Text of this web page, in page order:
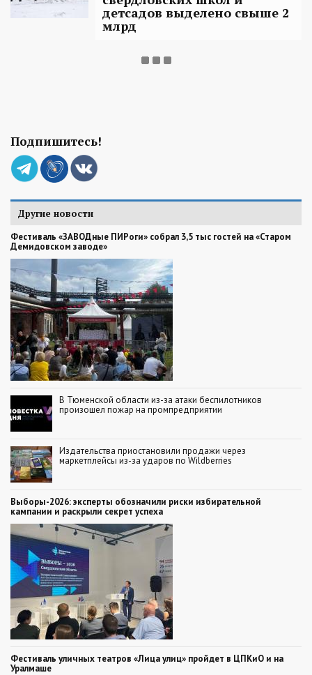
детсадов выделено свыше 2
млрд
Подпишитесь!
Другие новости
Фестиваль «ЗАВОДные ПИРоги» собрал 3,5 тыс гостей на «Старом
Демидовском заводе»
В Тюменской области из-за атаки беспилотников
произошел пожар на промпредприятии
Издательства приостановили продажи через
маркетплейсы из-за ударов по Wildberries
Выборы-2026: эксперты обозначили риски избирательной
кампании и раскрыли секрет успеха
Фестиваль уличных театров «Лица улиц» пройдет в ЦПКиО и на
Уралмаше